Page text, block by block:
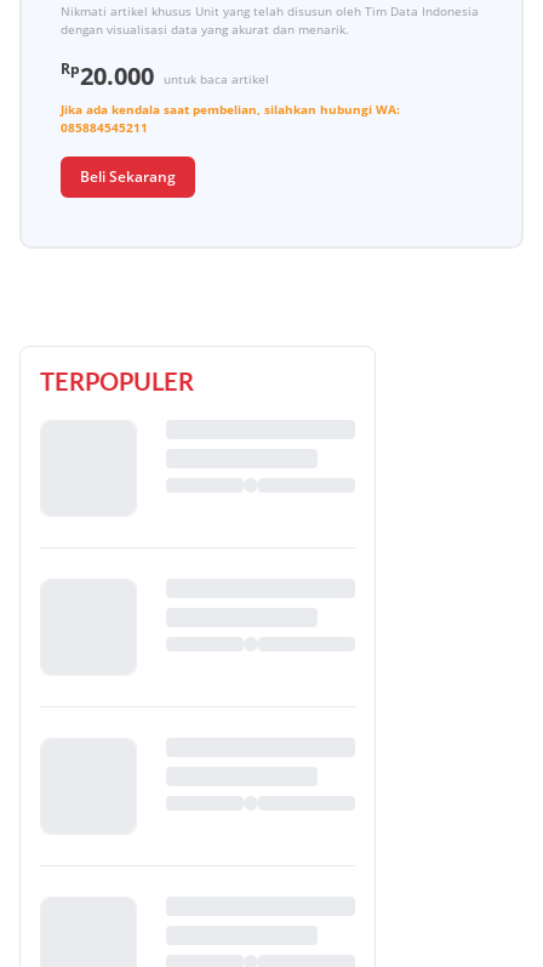
Nikmati artikel khusus Unit yang telah disusun oleh Tim Data Indonesia
dengan visualisasi data yang akurat dan menarik.
Rp20.000
untuk baca artikel
Jika ada kendala saat pembelian, silahkan hubungi WA:
085884545211
Beli Sekarang
TERPOPULER